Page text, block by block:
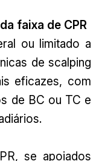
faixa de CPR
ou limitado a
de scalping
eficazes, com
de BC ou TC e
se apoiados